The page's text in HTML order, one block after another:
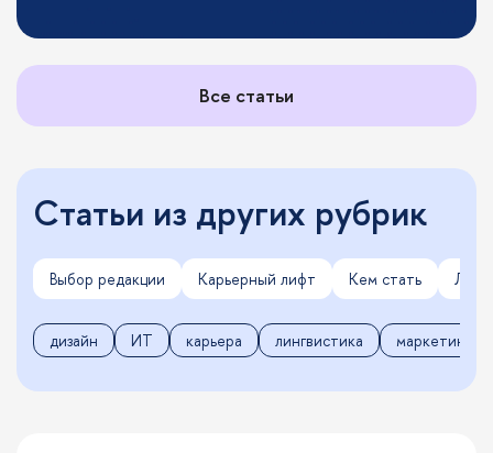
Все статьи
Статьи из других рубрик
Выбор редакции Карьерный лифт Кем стать
дизайн ИТ карьера лингвистика маркетинг